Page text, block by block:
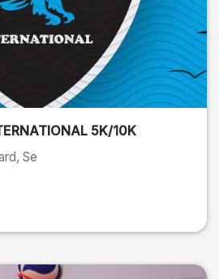
5K/10K
, Se